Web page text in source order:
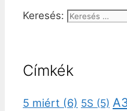
Keresés:
Címkék
5 miért (6) 5S (5)